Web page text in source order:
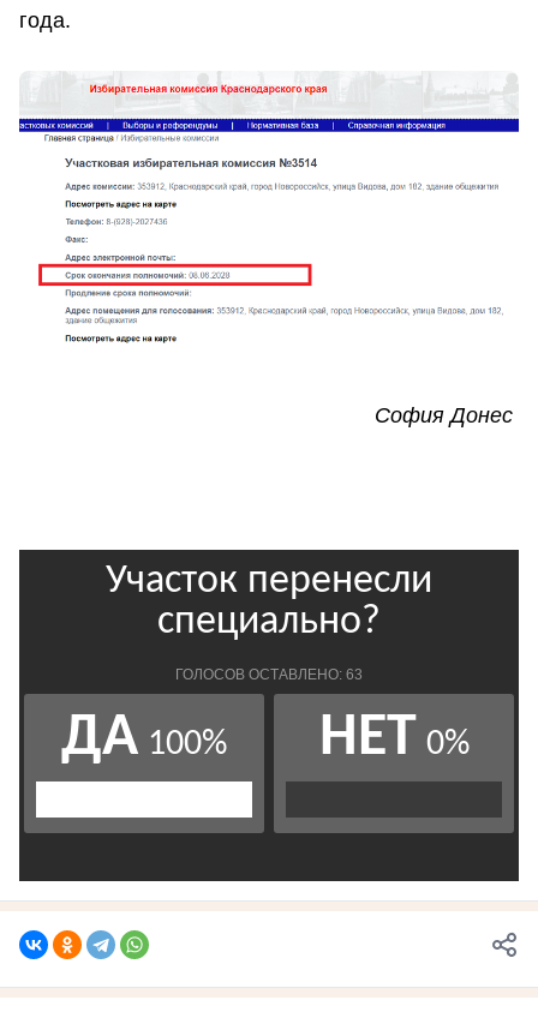
года.
София Донес